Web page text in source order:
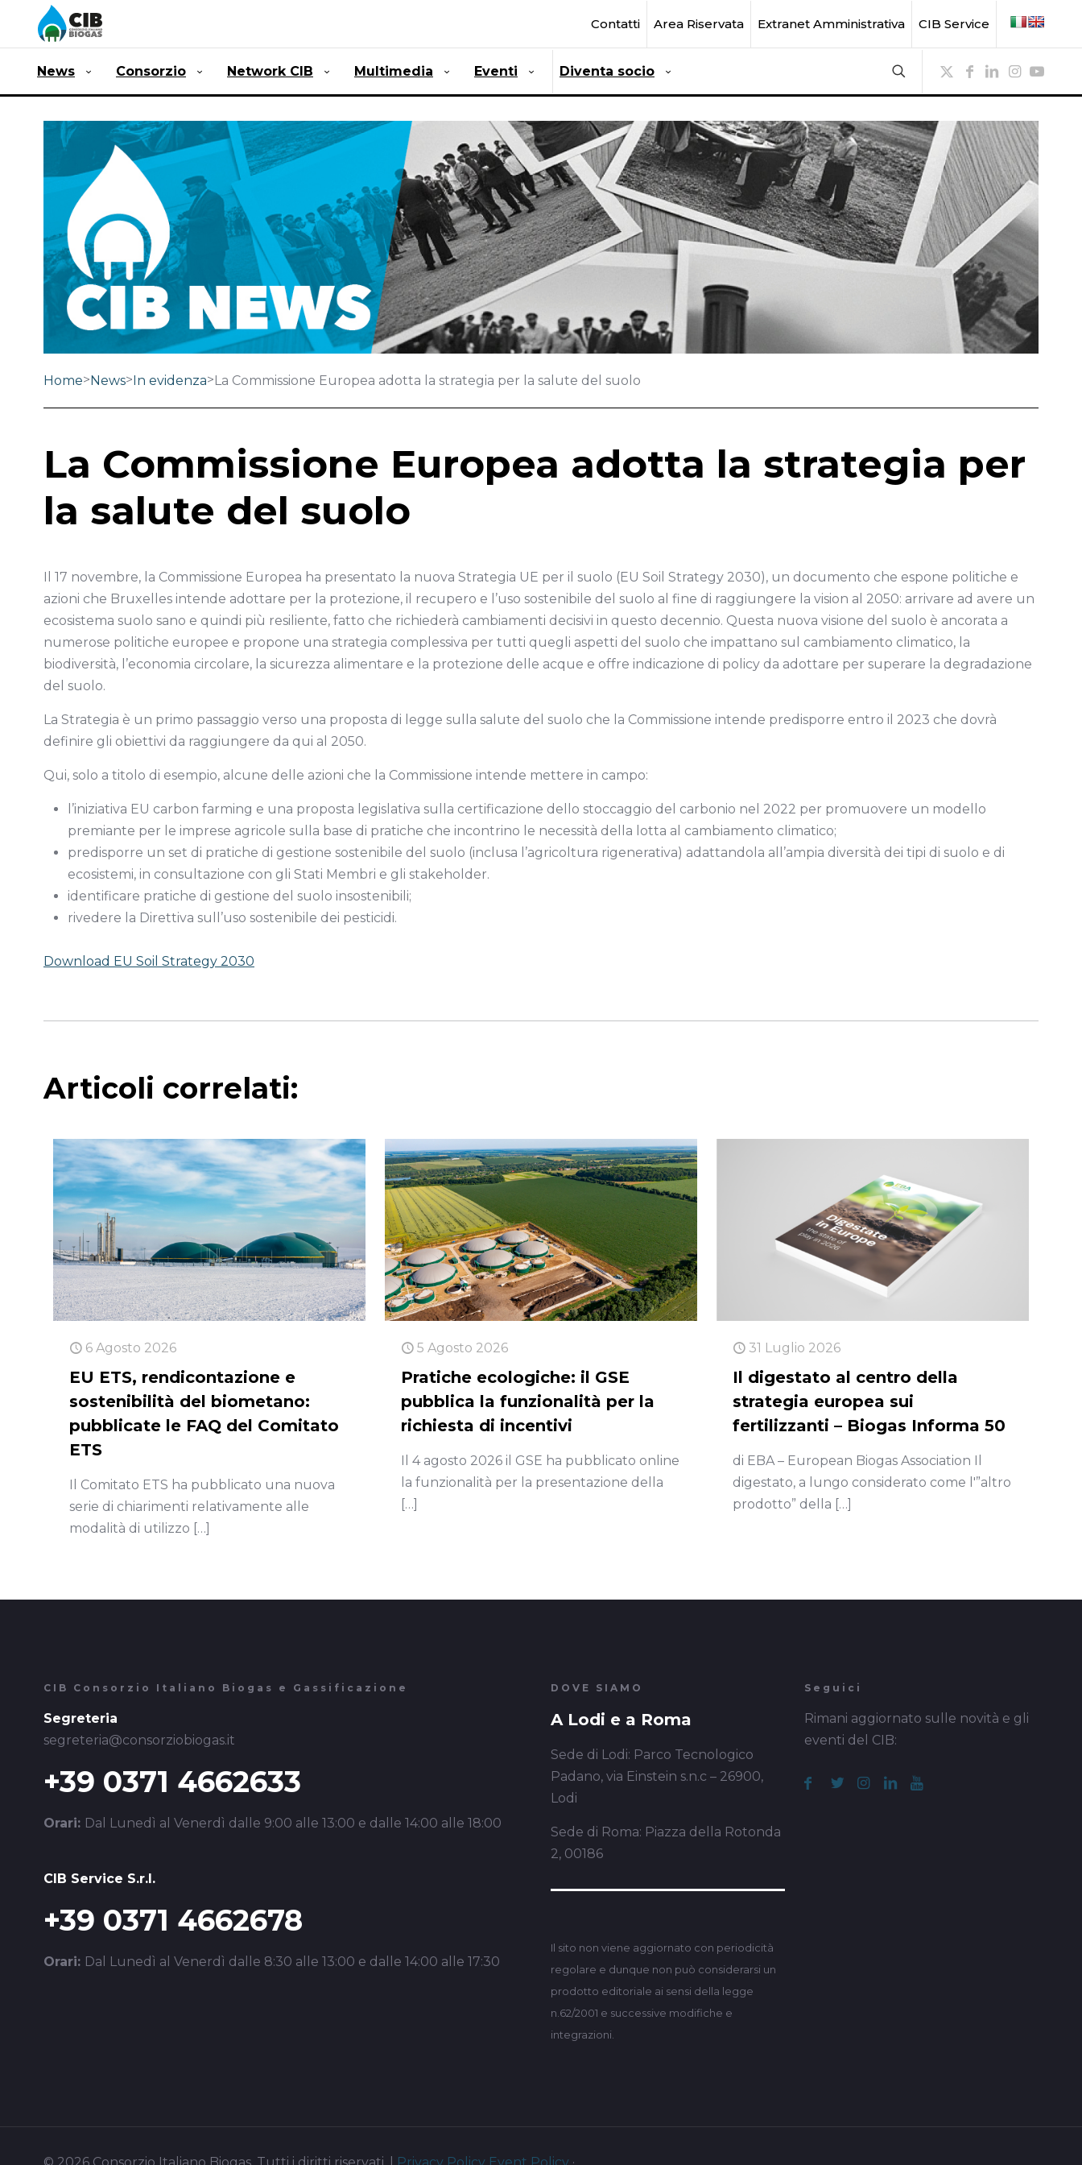
Contatti Area Riservata Extranet Amministrativa CIB Service
News Consorzio Network CIB Multimedia Eventi Diventa socio
Home>News>In evidenza>La Commissione Europea adotta la strategia per la salute del suolo
La Commissione Europea adotta la strategia per
la salute del suolo
Il 17 novembre, la Commissione Europea ha presentato la nuova Strategia UE per il suolo (EU Soil Strategy 2030), un documento che espone politiche e
azioni che Bruxelles intende adottare per la protezione, il recupero e l’uso sostenibile del suolo al fine di raggiungere la vision al 2050: arrivare ad avere un
ecosistema suolo sano e quindi più resiliente, fatto che richiederà cambiamenti decisivi in questo decennio. Questa nuova visione del suolo è ancorata a
numerose politiche europee e propone una strategia complessiva per tutti quegli aspetti del suolo che impattano sul cambiamento climatico, la
biodiversità, l’economia circolare, la sicurezza alimentare e la protezione delle acque e offre indicazione di policy da adottare per superare la degradazione
del suolo.
La Strategia è un primo passaggio verso una proposta di legge sulla salute del suolo che la Commissione intende predisporre entro il 2023 che dovrà
definire gli obiettivi da raggiungere da qui al 2050.
Qui, solo a titolo di esempio, alcune delle azioni che la Commissione intende mettere in campo:
l’iniziativa EU carbon farming e una proposta legislativa sulla certificazione dello stoccaggio del carbonio nel 2022 per promuovere un modello
premiante per le imprese agricole sulla base di pratiche che incontrino le necessità della lotta al cambiamento climatico;
predisporre un set di pratiche di gestione sostenibile del suolo (inclusa l’agricoltura rigenerativa) adattandola all’ampia diversità dei tipi di suolo e di
ecosistemi, in consultazione con gli Stati Membri e gli stakeholder.
identificare pratiche di gestione del suolo insostenibili;
rivedere la Direttiva sull’uso sostenibile dei pesticidi.
Download EU Soil Strategy 2030
Articoli correlati:
6 Agosto 2026
EU ETS, rendicontazione e
sostenibilità del biometano:
pubblicate le FAQ del Comitato
ETS
Il Comitato ETS ha pubblicato una nuova
serie di chiarimenti relativamente alle
modalità di utilizzo […]
5 Agosto 2026
Pratiche ecologiche: il GSE
pubblica la funzionalità per la
richiesta di incentivi
Il 4 agosto 2026 il GSE ha pubblicato online
la funzionalità per la presentazione della
[…]
31 Luglio 2026
Il digestato al centro della
strategia europea sui
fertilizzanti – Biogas Informa 50
di EBA – European Biogas Association Il
digestato, a lungo considerato come l'”altro
prodotto” della […]
CIB Consorzio Italiano Biogas e Gassificazione
Segreteria
segreteria@consorziobiogas.it
+39 0371 4662633
Orari: Dal Lunedì al Venerdì dalle 9:00 alle 13:00 e dalle 14:00 alle 18:00
CIB Service S.r.l.
+39 0371 4662678
Orari: Dal Lunedì al Venerdì dalle 8:30 alle 13:00 e dalle 14:00 alle 17:30
DOVE SIAMO
A Lodi e a Roma
Sede di Lodi: Parco Tecnologico
Padano, via Einstein s.n.c – 26900,
Lodi
Sede di Roma: Piazza della Rotonda
2, 00186
Il sito non viene aggiornato con periodicità
regolare e dunque non può considerarsi un
prodotto editoriale ai sensi della legge
n.62/2001 e successive modifiche e
integrazioni.
Seguici
Rimani aggiornato sulle novità e gli
eventi del CIB: